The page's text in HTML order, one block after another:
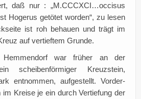
daß nur : „M.CCCXCI…occisus
Hogerus getötet worden“, zu lesen
ist roh behauen und trägt im
auf vertieftem Grunde.
war früher an der
scheibenförmiger Kreuzstein,
entnommen, aufgestellt. Vorder-
Kreise je ein durch Vertiefung der